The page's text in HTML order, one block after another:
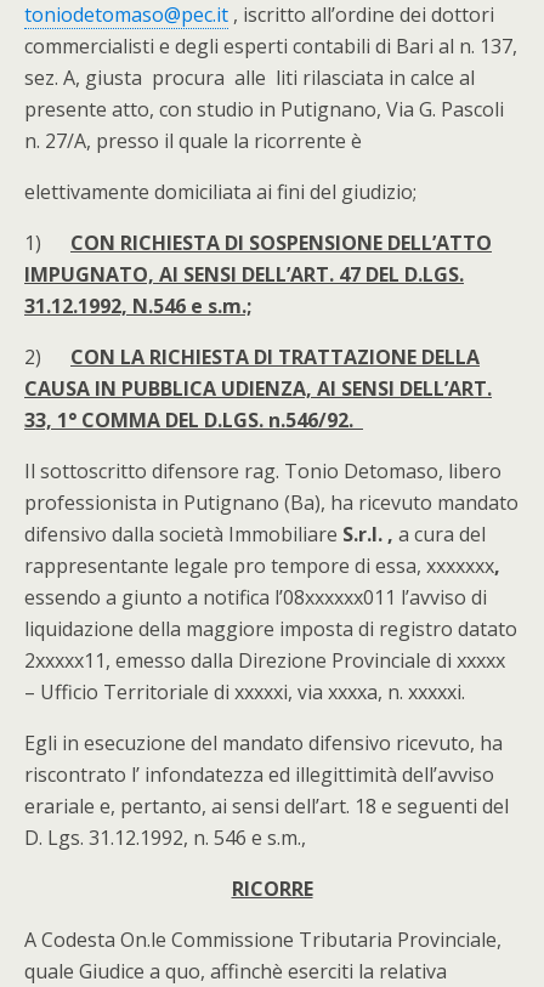
toniodetomaso@pec.it , iscritto all’ordine dei dottori
commercialisti e degli esperti contabili di Bari al n. 137,
sez. A, giusta procura alle liti rilasciata in calce al
presente atto, con studio in Putignano, Via G. Pascoli
n. 27/A, presso il quale la ricorrente è
elettivamente domiciliata ai fini del giudizio;
1) CON RICHIESTA DI SOSPENSIONE DELL’ATTO
IMPUGNATO, AI SENSI DELL’ART. 47 DEL D.LGS.
31.12.1992, N.546 e s.m.;
2) CON LA RICHIESTA DI TRATTAZIONE DELLA
CAUSA IN PUBBLICA UDIENZA, AI SENSI DELL’ART.
33, 1° COMMA DEL D.LGS. n.546/92.
Il sottoscritto difensore rag. Tonio Detomaso, libero
professionista in Putignano (Ba), ha ricevuto mandato
difensivo dalla società Immobiliare S.r.l. , a cura del
rappresentante legale pro tempore di essa, xxxxxxx,
essendo a giunto a notifica l’08xxxxxx011 l’avviso di
liquidazione della maggiore imposta di registro datato
2xxxxx11, emesso dalla Direzione Provinciale di xxxxx
– Ufficio Territoriale di xxxxxi, via xxxxa, n. xxxxxi.
Egli in esecuzione del mandato difensivo ricevuto, ha
riscontrato l’ infondatezza ed illegittimità dell’avviso
erariale e, pertanto, ai sensi dell’art. 18 e seguenti del
D. Lgs. 31.12.1992, n. 546 e s.m.,
RICORRE
A Codesta On.le Commissione Tributaria Provinciale,
quale Giudice a quo, affinchè eserciti la relativa